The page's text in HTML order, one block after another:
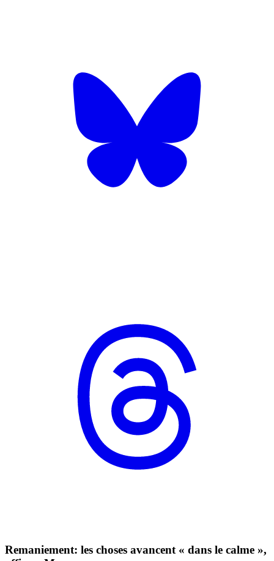
Remaniement: les choses avancent « dans le calme »,